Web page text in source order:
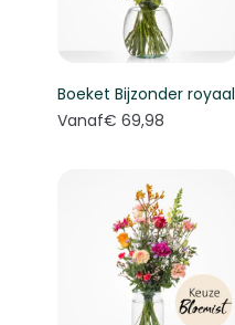
Boeket Bijzonder royaal
Vanaf€ 69,98